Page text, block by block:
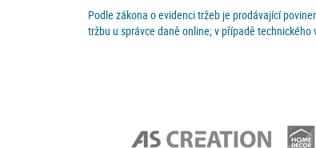
Podle zákona o evidenci tržeb je prodávající
tržbu u správce daně online; v případě technického